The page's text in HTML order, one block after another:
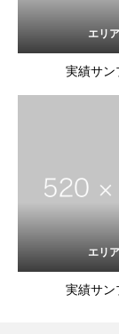
エリ
実績サン
エリ
実績サン